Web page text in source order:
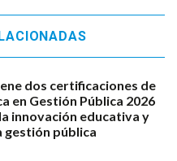
dos certificaciones de
en Gestión Pública 2026
innovación educativa y
gestión pública